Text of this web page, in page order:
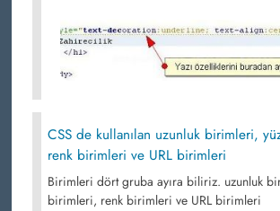
CSS de kullanılan uzunluk birimleri,
renk birimleri ve URL birimleri
Birimleri dört gruba ayıra biliriz. uzunluk
birimleri, renk birimleri ve URL birimleri